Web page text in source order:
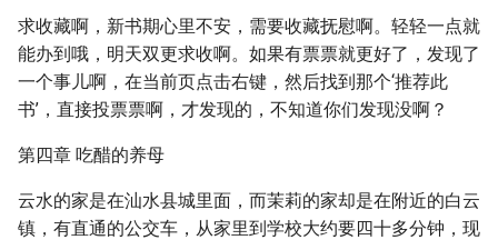
求收藏啊，新书期心里不安，需要收藏抚慰啊。轻轻一点就
能办到哦，明天双更求收啊。如果有票票就更好了，发现了
一个事儿啊，在当前页点击右键，然后找到那个‘推荐此
书’，直接投票票啊，才发现的，不知道你们发现没啊？
第四章 吃醋的养母
云水的家是在汕水县城里面，而茉莉的家却是在附近的白云
镇，有直通的公交车，从家里到学校大约要四十多分钟，现